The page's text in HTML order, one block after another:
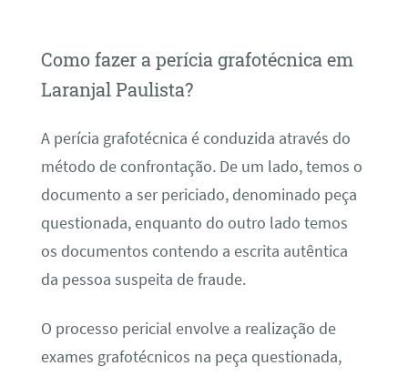
Como fazer a perícia grafotécnica em
Laranjal Paulista?
A perícia grafotécnica é conduzida através do
método de confrontação. De um lado, temos o
documento a ser periciado, denominado peça
questionada, enquanto do outro lado temos
os documentos contendo a escrita autêntica
da pessoa suspeita de fraude.
O processo pericial envolve a realização de
exames grafotécnicos na peça questionada,